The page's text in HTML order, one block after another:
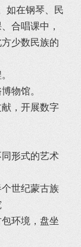
在钢琴、民
合唱课中，
少数民族的
物馆。
，开展数字
形式的艺术
世纪蒙古族
环境，盘坐